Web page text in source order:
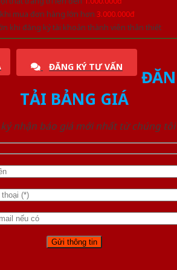
mua đơn hàng lớn hơn 3.000.000đ
khi đăng ký tài khoản thành viên thân thiết
ĐĂNG KÝ TƯ VẤN
TẢI BẢNG GIÁ
nhận báo giá mới nhất từ chúng tôi